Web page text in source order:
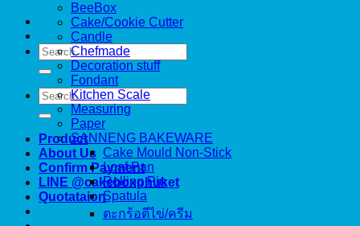
Search
for:
Search
for:
Product
About Us
Confirm Payment
LINE @cakeboxphuket
Quotataion
BeeBox
Cake/Cookie Cutter
Candle
Chefmade
Decoration stuff
Fondant
Kitchen Scale
Measuring
Paper
SANNENG BAKEWARE
Cake Mould Non-Stick
Loaf Pan
Rolling Pin
Spatula
ตะกร้อตีไข่/ครีม